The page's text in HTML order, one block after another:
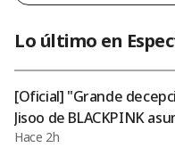
e la 23ª promoción. En
bre la pareja de
rajo deudas, pero incluso
Lo último en
[Oficial] "Grande
Jisoo de BLACKPINK
sabilidad y ofrece
Hace 2h